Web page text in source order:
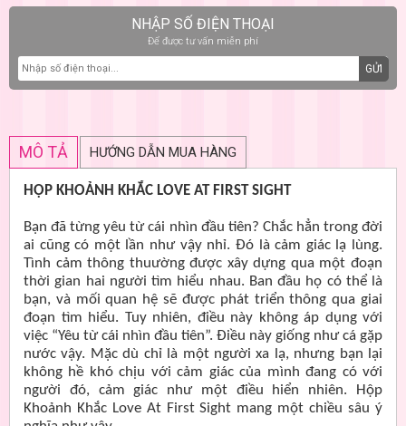
NHẬP SỐ ĐIỆN THOẠI
Để được tư vấn miễn phí
GỬI
MÔ TẢ HƯỚNG DẪN MUA HÀNG
HỘP KHOẢNH KHẮC LOVE AT FIRST SIGHT
Bạn đã từng yêu từ cái nhìn đầu tiên? Chắc hẳn trong đời
ai cũng có một lần như vậy nhỉ. Đó là cảm giác lạ lùng.
Tình cảm thông thuường được xây dựng qua một đoạn
thời gian hai người tìm hiểu nhau. Ban đầu họ có thể là
bạn, và mối quan hệ sẽ được phát triển thông qua giai
đoạn tìm hiểu. Tuy nhiên, điều này không áp dụng với
việc “Yêu từ cái nhìn đầu tiên”. Điều này giống như cá gặp
nước vậy. Mặc dù chỉ là một người xa lạ, nhưng bạn lại
không hề khó chịu với cảm giác của mình đang có với
người đó, cảm giác như một điều hiển nhiên. Hộp
Khoảnh Khắc Love At First Sight mang một chiều sâu ý